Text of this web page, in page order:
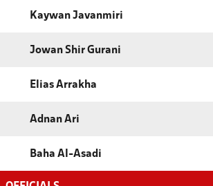
Kaywan Javanmiri
Jowan Shir Gurani
Elias Arrakha
Adnan Ari
Baha Al-Asadi